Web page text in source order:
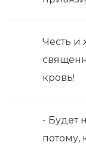
Честь и
кровь!
- Будет
потому,